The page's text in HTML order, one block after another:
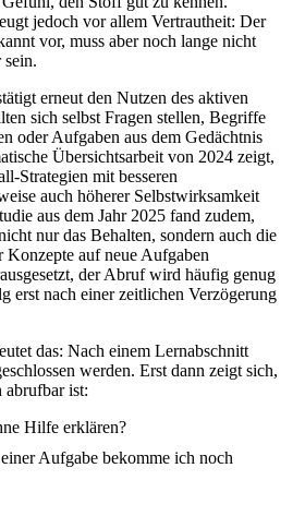
jedoch vor allem Vertrautheit: Der
vor, muss aber noch lange nicht
sein.
erneut den Nutzen des aktiven
sich selbst Fragen stellen, Begriffe
oder Aufgaben aus dem Gedächtnis
Übersichtsarbeit von 2024 zeigt,
Strategien mit besseren
auch höherer Selbstwirksamkeit
aus dem Jahr 2025 fand zudem,
nur das Behalten, sondern auch die
auf neue Aufgaben
der Abruf wird häufig genug
erst nach einer zeitlichen Verzögerung
das: Nach einem Lernabschnitt
werden. Erst dann zeigt sich,
abrufbar ist:
Hilfe erklären?
Aufgabe bekomme ich noch